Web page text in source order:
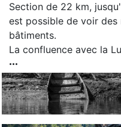
Section de 22 km,
est possible de voir des
bâtiments.
La confluence avec la